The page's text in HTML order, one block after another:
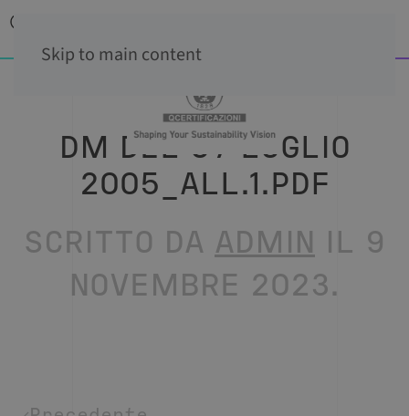
Skip to main content
DM DEL 07 LUGLIO
2005_ALL.1.PDF
SCRITTO DA ADMIN IL 9
NOVEMBRE 2023.